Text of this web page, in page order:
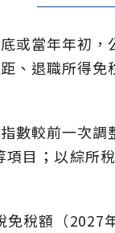
或當年年初
、退職所得
數較前一次調
目；以綜所
稅額（2027